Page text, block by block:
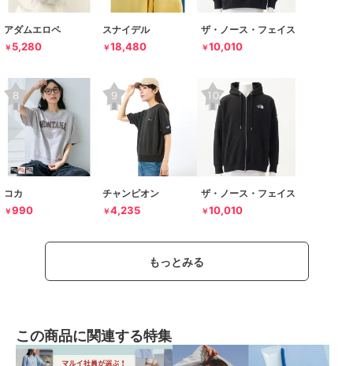
アダムエロペ
￥ 5,280
スナイデル
￥18,480
ザ・ノース・フェイス
￥10,010
コカ
￥990
チャンピオン
￥4,235
ザ・ノース・フェイス
￥10,010
もっとみる
この商品に関連する特集